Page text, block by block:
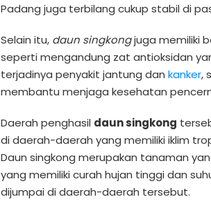
Padang juga terbilang cukup stabil di
Selain itu, daun singkongjuga memiliki
seperti mengandung zat antioksidan
terjadinya penyakit jantung dan kanker,
membantu menjaga kesehatan
Daerah penghasil daun singkong
di daerah-daerah yang memiliki iklim
Daun singkong merupakan tanaman
yang memiliki curah hujan tinggi dan
dijumpai di daerah-daerah tersebut.